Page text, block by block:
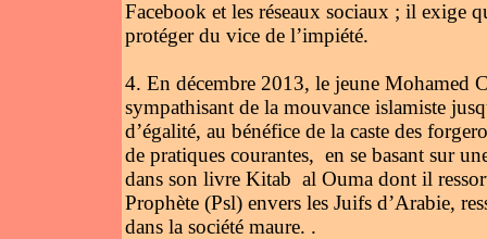
Facebook et les réseaux sociaux ; il exige
protéger du vice de l’impiété.
4. En décembre 2013, le jeune
sympathisant de la mouvance islamiste
d’égalité, au bénéfice de la caste des
de pratiques courantes, en se basant sur
dans son livre Kitab al Ouma dont il
Prophète (Psl) envers les Juifs d’Arabie,
dans la société maure. .